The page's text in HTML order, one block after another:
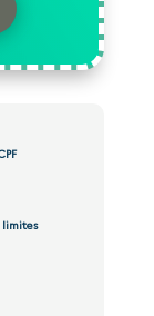
limites